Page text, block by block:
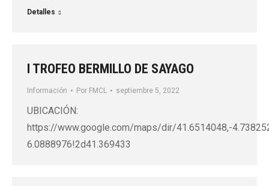
Detalles
I TROFEO BERMILLO DE SAYAGO
Información Por FMCL septiembre 5, 2022
UBICACIÓN:
https://www.google.com/maps/dir/41.6514048,-
6.0888976!2d41.369433